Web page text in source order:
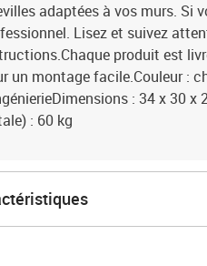
adaptées à vos murs. Si
Lisez et suivez
produit est
un montage facile.Couleur :
: 34 x 30 x
: 60 kg